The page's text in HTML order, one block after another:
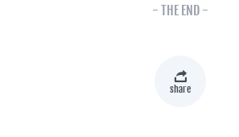
- THE END -
share